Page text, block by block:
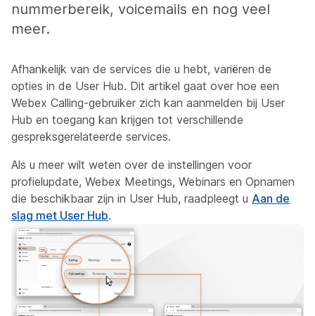
nummerbereik, voicemails en nog veel
meer.
Afhankelijk van de services die u hebt, variëren de
opties in de User Hub. Dit artikel gaat over hoe een
Webex Calling-gebruiker zich kan aanmelden bij User
Hub en toegang kan krijgen tot verschillende
gespreksgerelateerde services.
Als u meer wilt weten over de instellingen voor
profielupdate, Webex Meetings, Webinars en Opnamen
die beschikbaar zijn in User Hub, raadpleegt u Aan de
slag met User Hub.